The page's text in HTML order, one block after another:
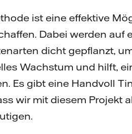
ist eine effektive
Dabei werden
dicht gepflanzt,
Wachstum und hilft,
Es gibt eine Handvoll
wir mit diesem Projekt